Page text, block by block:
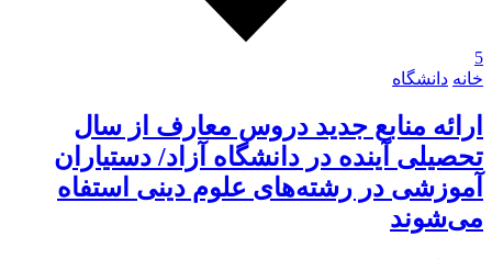
5
خانه دانشگاه
ارائه منابع جدید دروس معارف از سال
تحصیلی آینده در دانشگاه آزاد/ دستیاران
آموزشی در رشته‌های علوم دینی استفاه
می‌شوند